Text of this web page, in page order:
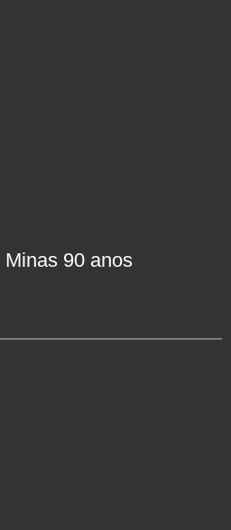
90 anos